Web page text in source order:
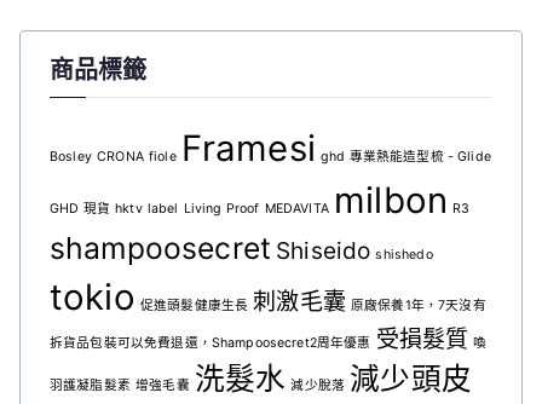
商品標籤
Bosley CRONA fiole Framesi ghd 專業熱能造型梳 - Glide
GHD 現貨 hktv label Living Proof MEDAVITA milbon R3
shampoosecret Shiseido shishedo
tokio 促進頭髮健康生長 刺激毛囊 原廠保養1年，7天沒有
拆貨品包裝可以免費退還，Shampoosecret2周年優惠 受損髮質 喚
羽護凝脂髮素 增強毛囊 洗髮水 減少脫落 減少頭皮